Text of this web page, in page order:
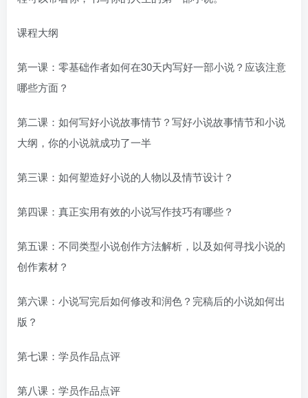
课程大纲
第一课：零基础作者如何在30天内写好一部小说？应该注意
哪些方面？
第二课：如何写好小说故事情节？写好小说故事情节和小说
大纲，你的小说就成功了一半
第三课：如何塑造好小说的人物以及情节设计？
第四课：真正实用有效的小说写作技巧有哪些？
第五课：不同类型小说创作方法解析，以及如何寻找小说的
创作素材？
第六课：小说写完后如何修改和润色？完稿后的小说如何出
版？
第七课：学员作品点评
第八课：学员作品点评